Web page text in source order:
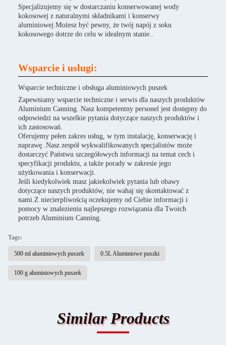
Specjalizujemy się w dostarczaniu konserwowanej wody
kokosowej z naturalnymi składnikami i konserwy
aluminiowej.Możesz być pewny, że twój napój z soku
kokosowego dotrze do celu w idealnym stanie..
Wsparcie i usługi:
Wsparcie techniczne i obsługa aluminiowych puszek
Zapewniamy wsparcie techniczne i serwis dla naszych produktów
Aluminium Canning. Nasz kompetentny personel jest dostępny do
odpowiedzi na wszelkie pytania dotyczące naszych produktów i
ich zastosowań.
Oferujemy pełen zakres usług, w tym instalację, konserwację i
naprawę..Nasz zespół wykwalifikowanych specjalistów może
dostarczyć Państwu szczegółowych informacji na temat cech i
specyfikacji produktu, a także porady w zakresie jego
użytkowania i konserwacji.
Jeśli kiedykolwiek masz jakiekolwiek pytania lub obawy
dotyczące naszych produktów, nie wahaj się skontaktować z
nami.Z niecierpliwością oczekujemy od Ciebie informacji i
pomocy w znalezieniu najlepszego rozwiązania dla Twoich
potrzeb Aluminium Canning.
Tags:
500 ml aluminiowych puszek 0.5L Aluminiowe puszki
100 g aluminiowych puszek
Similar Products